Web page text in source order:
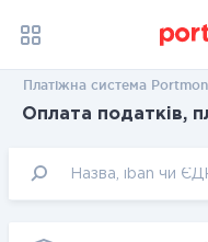
Платіжна система
Оплата податків,